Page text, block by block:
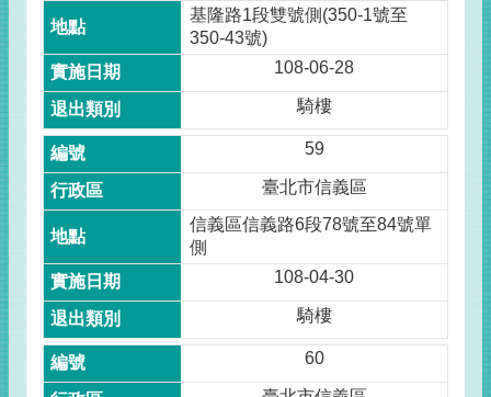
基隆路1段雙號側(350-1號至
350-43號)
108-06-28
騎樓
59
臺北市信義區
信義區信義路6段78號至84號單
側
108-04-30
騎樓
60